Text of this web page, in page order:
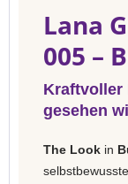
Lana
005 –
Kraftvoller
gesehen
The Look in